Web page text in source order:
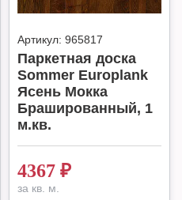
Артикул: 965817
Паркетная доска
Sommer Europlank
Ясень Мокка
Брашированный, 1
м.кв.
4367 ₽
за кв. м.